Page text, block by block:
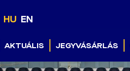
HU EN
AKTUÁLIS JEGYVÁSÁRLÁS